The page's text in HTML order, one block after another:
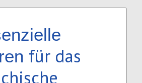
für das